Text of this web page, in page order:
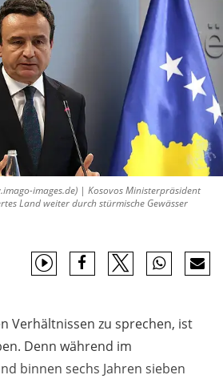
images.de) | Kosovos Ministerpräsident
Land weiter durch stürmische Gewässer
Verhältnissen zu sprechen, ist
Denn während im
binnen sechs Jahren sieben